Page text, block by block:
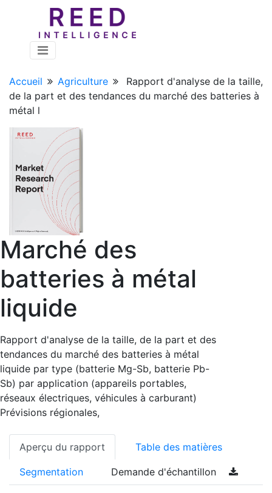
Accueil Agriculture
Rapport d'analyse de la taille,
de la part et des tendances du marché des batteries à
métal l
Marché des
batteries à métal
liquide
Rapport d'analyse de la taille, de la part et des
tendances du marché des batteries à métal
liquide par type (batterie Mg-Sb, batterie Pb-
Sb) par application (appareils portables,
réseaux électriques, véhicules à carburant)
Prévisions régionales,
Aperçu du rapport Table des matières
Segmentation Demande d'échantillon